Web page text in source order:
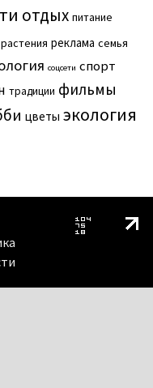
отдых питание
растения реклама семья
соцсети спорт
традиции фильмы
цветы экология